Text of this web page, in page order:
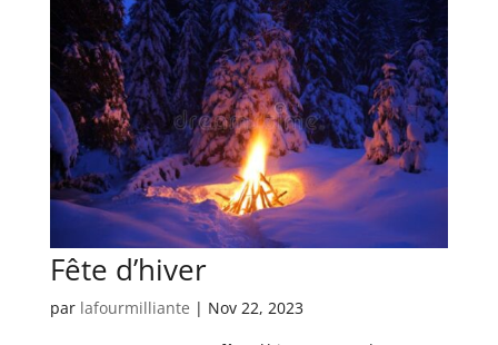
Fête d’hiver
par lafourmilliante | Nov 22, 2023